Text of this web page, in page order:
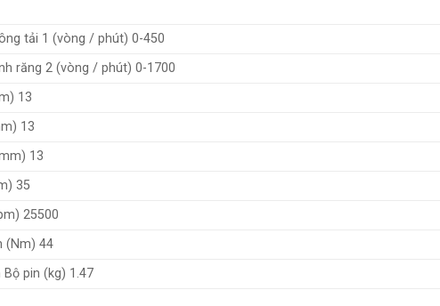
tải 1 (vòng / phút) 0-450
răng 2 (vòng / phút) 0-1700
13
13
13
35
25500
(Nm) 44
pin (kg) 1.47